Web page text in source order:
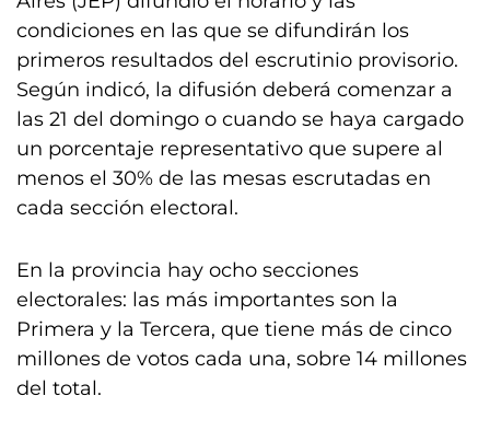
condiciones en las que se difundirán los
primeros resultados del escrutinio provisorio.
Según indicó, la difusión deberá comenzar a
las 21 del domingo o cuando se haya cargado
un porcentaje representativo que supere al
menos el 30% de las mesas escrutadas en
cada sección electoral.
En la provincia hay ocho secciones
electorales: las más importantes son la
Primera y la Tercera, que tiene más de cinco
millones de votos cada una, sobre 14 millones
del total.